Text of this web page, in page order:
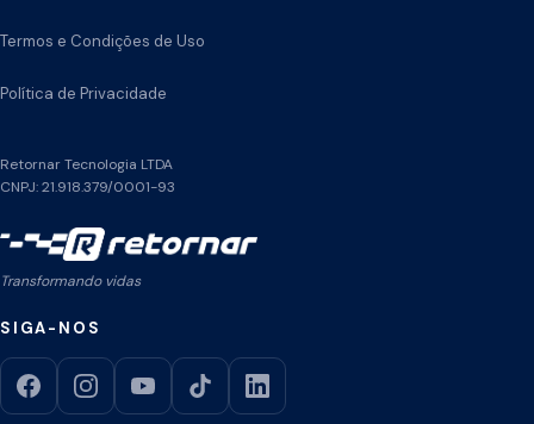
Termos e Condições de Uso
Política de Privacidade
Retornar Tecnologia LTDA
CNPJ: 21.918.379/0001-93
Transformando vidas
SIGA-NOS